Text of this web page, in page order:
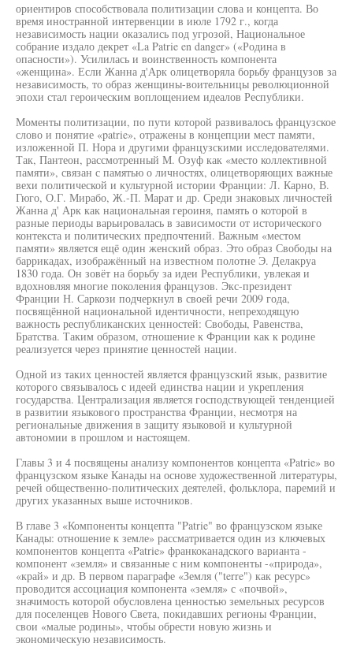
ориентиров способствовала политизации слова и концепта. Во
время иностранной интервенции в июле 1792 г., когда
независимость нации оказались под угрозой, Национальное
собрание издало декрет «La Patrie en danger» («Родина в
опасности»). Усилилась и воинственность компонента
«женщина». Если Жанна д'Арк олицетворяла борьбу французов за
независимость, то образ женщины-воительницы революционной
эпохи стал героическим воплощением идеалов Республики.
Моменты политизации, по пути которой развивалось французское
слово и понятие «patrie», отражены в концепции мест памяти,
изложенной П. Нора и другими французскими исследователями.
Так, Пантеон, рассмотренный М. Озуф как «место коллективной
памяти», связан с памятью о личностях, олицетворяющих важные
вехи политической и культурной истории Франции: Л. Карно, В.
Гюго, О.Г. Мирабо, Ж.-П. Марат и др. Среди знаковых личностей
Жанна д' Арк как национальная героиня, память о которой в
разные периоды варьировалась в зависимости от исторического
контекста и политических предпочтений. Важным «местом
памяти» является ещё один женский образ. Это образ Свободы на
баррикадах, изображённый на известном полотне Э. Делакруа
1830 года. Он зовёт на борьбу за идеи Республики, увлекая и
вдохновляя многие поколения французов. Экс-президент
Франции Н. Саркози подчеркнул в своей речи 2009 года,
посвящённой национальной идентичности, непреходящую
важность республиканских ценностей: Свободы, Равенства,
Братства. Таким образом, отношение к Франции как к родине
реализуется через принятие ценностей нации.
Одной из таких ценностей является французский язык, развитие
которого связывалось с идеей единства нации и укрепления
государства. Централизация является господствующей тенденцией
в развитии языкового пространства Франции, несмотря на
региональные движения в защиту языковой и культурной
автономии в прошлом и настоящем.
Главы 3 и 4 посвящены анализу компонентов концепта «Patrie» во
французском языке Канады на основе художественной литературы,
речей общественно-политических деятелей, фольклора, паремий и
других указанных выше источников.
В главе 3 «Компоненты концепта "Patrie" во французском языке
Канады: отношение к земле» рассматривается один из ключевых
компонентов концепта «Patrie» франкоканадского варианта -
компонент «земля» и связанные с ним компоненты -«природа»,
«край» и др. В первом параграфе «Земля ("terre") как ресурс»
проводится ассоциация компонента «земля» с «почвой»,
значимость которой обусловлена ценностью земельных ресурсов
для поселенцев Нового Света, покидавших регионы Франции,
свои «малые родины», чтобы обрести новую жизнь и
экономическую независимость.